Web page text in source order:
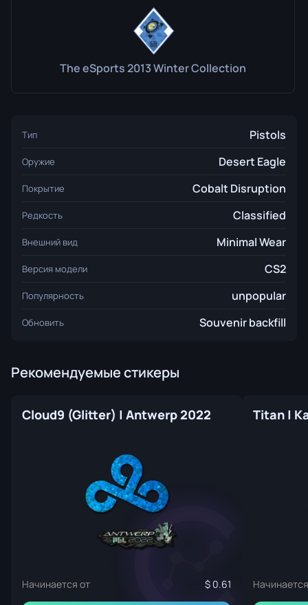
The eSports 2013 Winter Collection
Тип Pistols
Оружие Desert Eagle
Покрытие Cobalt Disruption
Редкость Classified
Внешний вид Minimal Wear
Версия модели CS2
Популярность unpopular
Обновить Souvenir backfill
Рекомендуемые стикеры
Cloud9 (Glitter) | Antwerp 2022
Начинается от 0.61
Titan |